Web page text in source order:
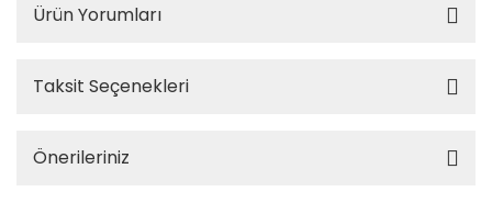
Ürün Yorumları
Taksit Seçenekleri
Önerileriniz